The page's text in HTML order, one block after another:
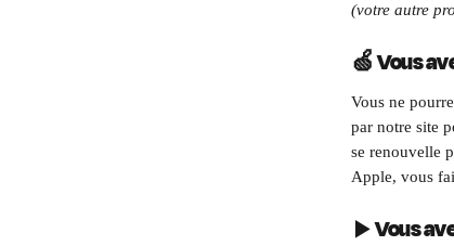
(votre autre
🍏 Vous
Vous ne
par notre site
se renouvelle
Apple, vous
▶️ Vous